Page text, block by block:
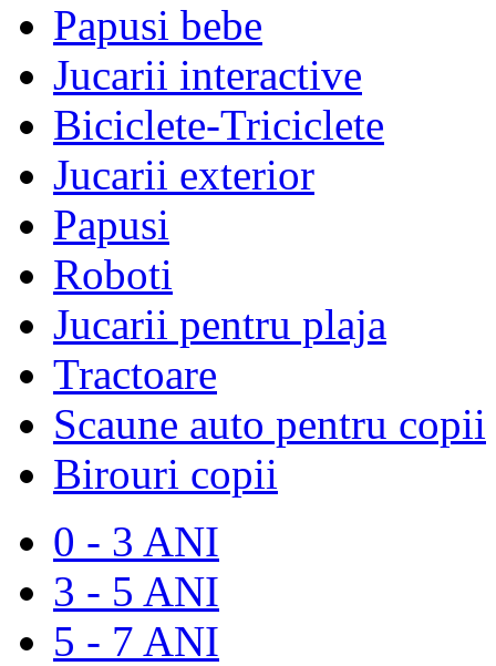
Papusi bebe
Jucarii interactive
Biciclete-Triciclete
Jucarii exterior
Papusi
Roboti
Jucarii pentru plaja
Tractoare
Scaune auto pentru copii
Birouri copii
0 - 3 ANI
3 - 5 ANI
5 - 7 ANI